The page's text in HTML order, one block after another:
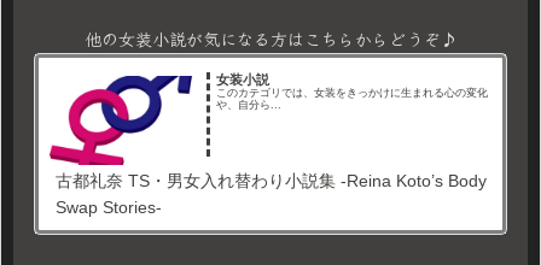
他の女装小説が気になる方はこちらからどうぞ♪
女装小説
このカテゴリでは、女装をきっかけに生まれる心の変化
や、自分ら...
古都礼奈 TS・男女入れ替わり小説集 -Reina Koto’s Body
Swap Stories-